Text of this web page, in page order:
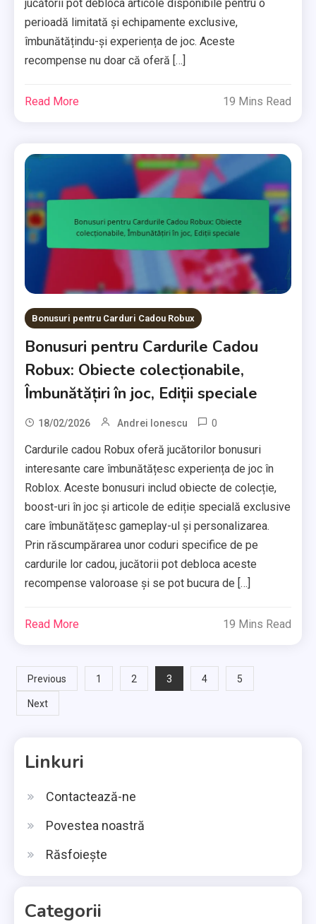
jucătorii pot debloca articole disponibile pentru o
perioadă limitată și echipamente exclusive,
îmbunătățindu-și experiența de joc. Aceste
recompense nu doar că oferă […]
Read More 19 Mins Read
Bonusuri pentru Carduri Cadou Robux
Bonusuri pentru Cardurile Cadou
Robux: Obiecte colecționabile,
Îmbunătățiri în joc, Ediții speciale
18/02/2026 Andrei Ionescu 0
Cardurile cadou Robux oferă jucătorilor bonusuri
interesante care îmbunătățesc experiența de joc în
Roblox. Aceste bonusuri includ obiecte de colecție,
boost-uri în joc și articole de ediție specială exclusive
care îmbunătățesc gameplay-ul și personalizarea.
Prin răscumpărarea unor coduri specifice de pe
cardurile lor cadou, jucătorii pot debloca aceste
recompense valoroase și se pot bucura de […]
Read More 19 Mins Read
Posts
pagination
Previous 1 2 3 4 5
Next
Linkuri
Contactează-ne
Povestea noastră
Răsfoiește
Categorii